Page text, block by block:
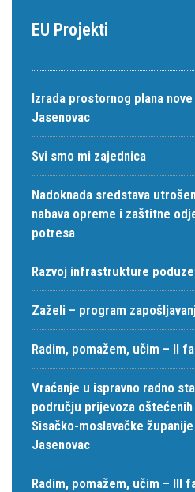
EU Projekti
Izrada prostornog plana
Jasenovac
Svi smo mi zajednica
Nadoknada sredstava
nabava opreme i zaštitne
potresa
Razvoj infrastrukture
Zaželi – program
Radim, pomažem, učim – II
Vraćanje u ispravno radno
području prijevoza
Sisačko-moslavačke
Jasenovac
Radim, pomažem, učim – III